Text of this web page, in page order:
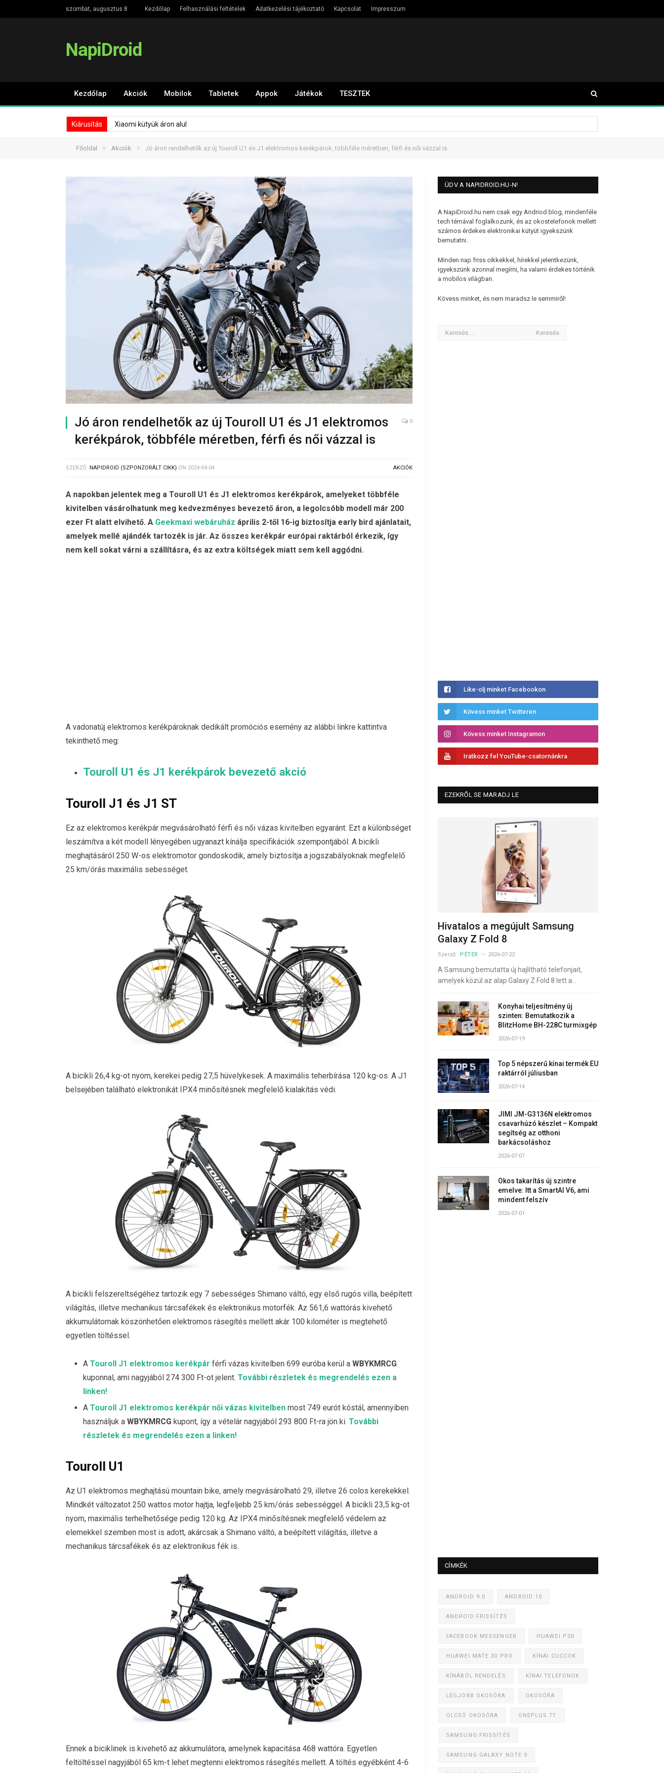
szombat, augusztus 8 Kezdőlap Felhasználási feltételek Adatkezelési tájékoztató Kapcsolat Impresszum
NapiDroid
Kezdőlap Akciók Mobilok Tabletek Appok Játékok TESZTEK
Kiárusítás Xiaomi kütyük áron alul
Főoldal » Akciók » Jó áron rendelhetők az új Touroll U1 és J1 elektromos kerékpárok, többféle méretben, férfi és női vázzal is
Jó áron rendelhetők az új Touroll U1 és J1 elektromos
kerékpárok, többféle méretben, férfi és női vázzal is
0
SZERZŐ: NAPIDROID (SZPONZORÁLT CIKK) ON 2024-04-04 AKCIÓK
A napokban jelentek meg a Touroll U1 és J1 elektromos kerékpárok, amelyeket többféle
kivitelben vásárolhatunk meg kedvezményes bevezető áron, a legolcsóbb modell már 200
ezer Ft alatt elvihető. A Geekmaxi webáruház április 2-től 16-ig biztosítja early bird ajánlatait,
amelyek mellé ajándék tartozék is jár. Az összes kerékpár európai raktárból érkezik, így
nem kell sokat várni a szállításra, és az extra költségek miatt sem kell aggódni.
A vadonatúj elektromos kerékpároknak dedikált promóciós esemény az alábbi linkre kattintva
tekinthető meg:
Touroll U1 és J1 kerékpárok bevezető akció
Touroll J1 és J1 ST
Ez az elektromos kerékpár megvásárolható férfi és női vázas kivitelben egyaránt. Ezt a különbséget
leszámítva a két modell lényegében ugyanazt kínálja specifikációk szempontjából. A bicikli
meghajtásáról 250 W-os elektromotor gondoskodik, amely biztosítja a jogszabályoknak megfelelő
25 km/órás maximális sebességet.
A bicikli 26,4 kg-ot nyom, kerekei pedig 27,5 hüvelykesek. A maximális teherbírása 120 kg-os. A J1
belsejében található elektronikát IPX4 minősítésnek megfelelő kialakítás védi.
A bicikli felszereltségéhez tartozik egy 7 sebességes Shimano váltó, egy első rugós villa, beépített
világítás, illetve mechanikus tárcsafékek és elektronikus motorfék. Az 561,6 wattórás kivehető
akkumulátornak köszönhetően elektromos rásegítés mellett akár 100 kilométer is megtehető
egyetlen töltéssel.
A Touroll J1 elektromos kerékpár férfi vázas kivitelben 699 euróba kerül a WBYKMRCG
kuponnal, ami nagyjából 274 300 Ft-ot jelent. További részletek és megrendelés ezen a
linken!
A Touroll J1 elektromos kerékpár női vázas kivitelben most 749 eurót kóstál, amennyiben
használjuk a WBYKMRCG kupont, így a vételár nagyjából 293 800 Ft-ra jön ki. További
részletek és megrendelés ezen a linken!
Touroll U1
Az U1 elektromos meghajtású mountain bike, amely megvásárolható 29, illetve 26 colos kerekekkel.
Mindkét változatot 250 wattos motor hajtja, legfeljebb 25 km/órás sebességgel. A bicikli 23,5 kg-ot
nyom, maximális terhelhetősége pedig 120 kg. Az IPX4 minősítésnek megfelelő védelem az
elemekkel szemben most is adott, akárcsak a Shimano váltó, a beépített világítás, illetve a
mechanikus tárcsafékek és az elektronikus fék is.
Ennek a biciklinek is kivehető az akkumulátora, amelynek kapacitása 468 wattóra. Egyetlen
feltöltéssel nagyjából 65 km-t lehet megtenni elektromos rásegítés mellett. A töltés egyébként 4-6
ÜDV A NAPIDROID.HU-N!
A NapiDroid.hu nem csak egy Andriod blog, mindenféle
tech témával foglalkozunk, és az okostelefonok mellett
számos érdekes elektronikai kütyüt igyekszünk
bemutatni.
Minden nap friss cikkekkel, hírekkel jelentkezünk,
igyekszünk azonnal megírni, ha valami érdekes történik
a mobilos világban.
Kövess minket, és nem maradsz le semmiről!
Like-olj minket Facebookon
Kövess minket Twitteren
Kövess minket Instagramon
Iratkozz fel YouTube-csatornánkra
EZEKRŐL SE MARADJ LE
Hivatalos a megújult Samsung
Galaxy Z Fold 8
Szerző: PÉTER 2026-07-22
A Samsung bemutatta új hajlítható telefonjait,
amelyek közül az alap Galaxy Z Fold 8 lett a…
Konyhai teljesítmény új
szinten: Bemutatkozik a
BlitzHome BH-228C turmixgép
2026-07-19
Top 5 népszerű kínai termék EU
raktárról júliusban
2026-07-14
JIMI JM-G3136N elektromos
csavarhúzó készlet – Kompakt
segítség az otthoni
barkácsoláshoz
2026-07-07
Okos takarítás új szintre
emelve: Itt a SmartAI V6, ami
mindent felszív
2026-07-01
CÍMKÉK
ANDROID 9.0 ANDROID 10
ANDROID FRISSÍTÉS
FACEBOOK MESSENGER HUAWEI P30
HUAWEI MATE 30 PRO KÍNAI CUCCOK
KÍNÁBÓL RENDELÉS KÍNAI TELEFONOK
LEGJOBB OKOSÓRA OKOSÓRA
OLCSÓ OKOSÓRA ONEPLUS 7T
SAMSUNG FRISSÍTÉS
SAMSUNG GALAXY NOTE 9